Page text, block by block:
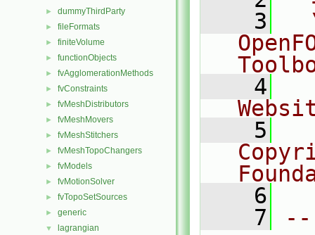
► dummyThirdParty
► fileFormats
► finiteVolume
► functionObjects
► fvAgglomerationMethods
► fvConstraints
► fvMeshDistributors
► fvMeshMovers
► fvMeshStitchers
► fvMeshTopoChangers
► fvModels
► fvMotionSolver
► fvTopoSetSources
► generic
▼ lagrangian
    3
    4
    5
    6
    7